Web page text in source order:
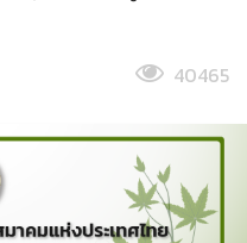
40465